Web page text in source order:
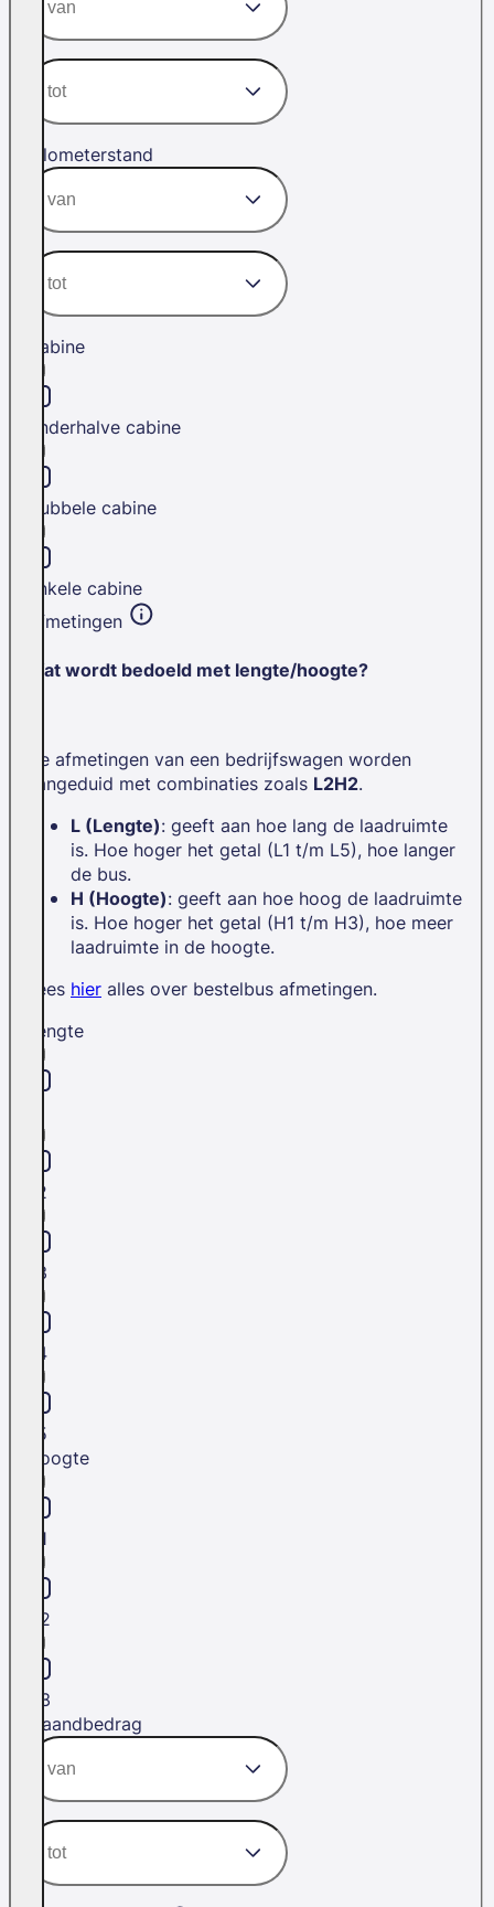
Kilometerstand
Cabine
Anderhalve cabine
Dubbele cabine
Enkele cabine
Afmetingen
Wat wordt bedoeld met lengte/hoogte?
De afmetingen van een bedrijfswagen worden
aangeduid met combinaties zoals L2H2.
L (Lengte): geeft aan hoe lang de laadruimte
is. Hoe hoger het getal (L1 t/m L5), hoe langer
de bus.
H (Hoogte): geeft aan hoe hoog de laadruimte
is. Hoe hoger het getal (H1 t/m H3), hoe meer
laadruimte in de hoogte.
Lees hier alles over bestelbus afmetingen.
Lengte
L2
L3
L4
L5
Hoogte
H1
H2
H3
Maandbedrag